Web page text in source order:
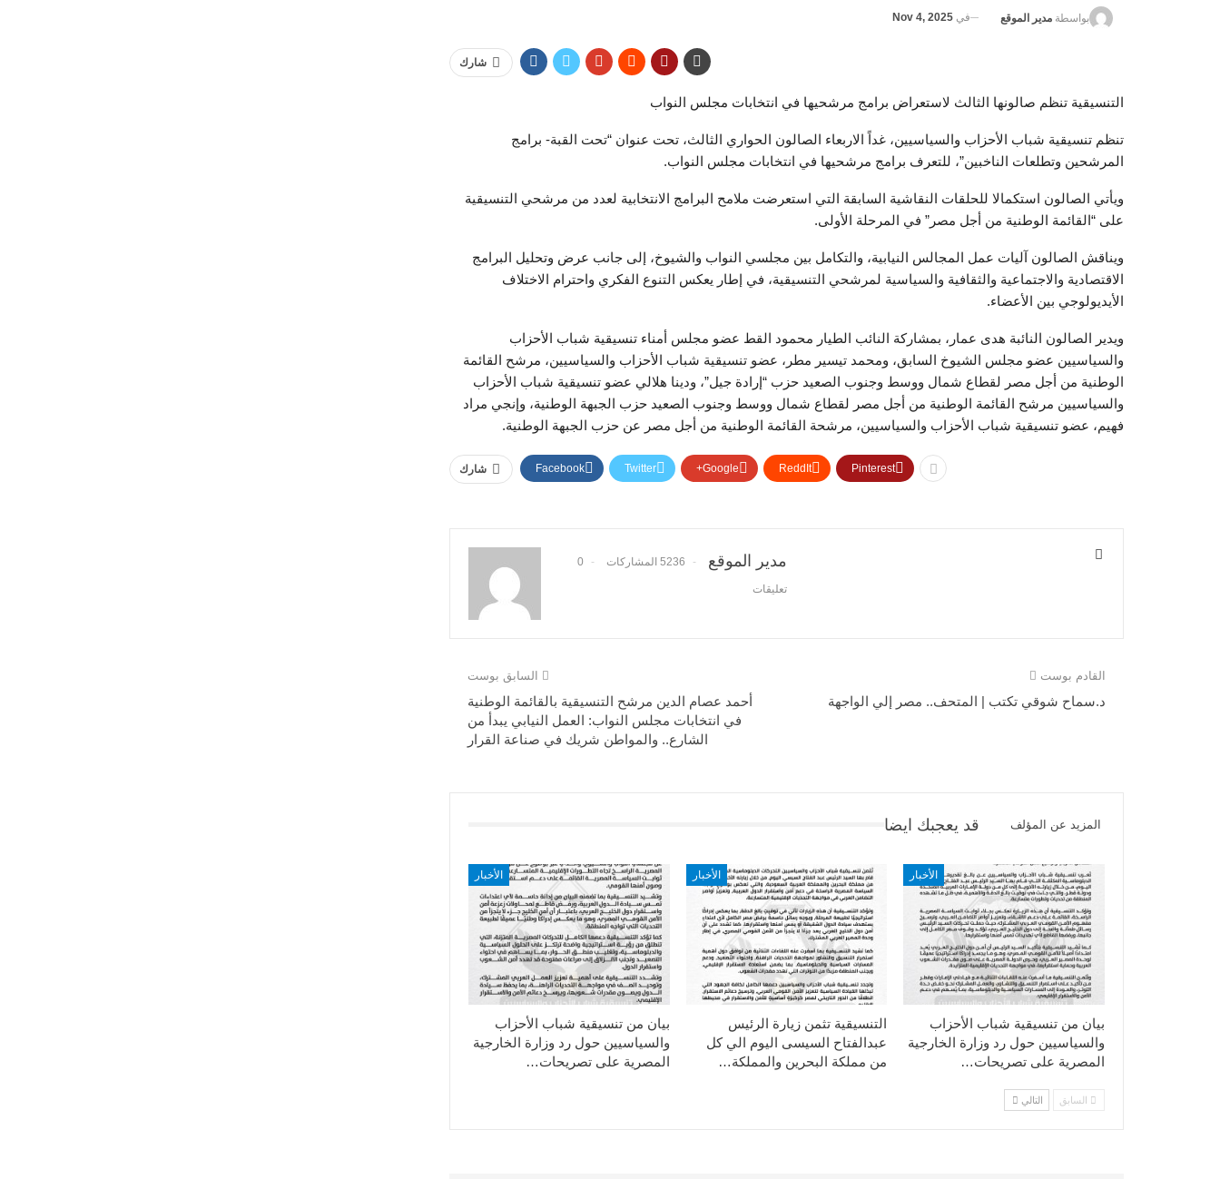
بواسطة مدير الموقع في Nov 4, 2025
شارك
التنسيقية تنظم صالونها الثالث لاستعراض برامج مرشحيها في انتخابات مجلس النواب
تنظم تنسيقية شباب الأحزاب والسياسيين، غداً الاربعاء الصالون الحواري الثالث، تحت عنوان “تحت القبة- برامج
المرشحين وتطلعات الناخبين”، للتعرف برامج مرشحيها في انتخابات مجلس النواب.
ويأتي الصالون استكمالا للحلقات النقاشية السابقة التي استعرضت ملامح البرامج الانتخابية لعدد من مرشحي التنسيقية
على “القائمة الوطنية من أجل مصر” في المرحلة الأولى.
ويناقش الصالون آليات عمل المجالس النيابية، والتكامل بين مجلسي النواب والشيوخ، إلى جانب عرض وتحليل البرامج
الاقتصادية والاجتماعية والثقافية والسياسية لمرشحي التنسيقية، في إطار يعكس التنوع الفكري واحترام الاختلاف
الأيديولوجي بين الأعضاء.
ويدير الصالون النائبة هدى عمار، بمشاركة النائب الطيار محمود القط عضو مجلس أمناء تنسيقية شباب الأحزاب
والسياسيين عضو مجلس الشيوخ السابق، ومحمد تيسير مطر، عضو تنسيقية شباب الأحزاب والسياسيين، مرشح القائمة
الوطنية من أجل مصر لقطاع شمال ووسط وجنوب الصعيد حزب “إرادة جيل”، ودينا هلالي عضو تنسيقية شباب الأحزاب
والسياسيين مرشح القائمة الوطنية من أجل مصر لقطاع شمال ووسط وجنوب الصعيد حزب الجبهة الوطنية، وإنجي مراد
فهيم، عضو تنسيقية شباب الأحزاب والسياسيين، مرشحة القائمة الوطنية من أجل مصر عن حزب الجبهة الوطنية.
شارك Facebook Twitter Google+ ReddIt Pinterest
مدير الموقع 5236 المشاركات 0
تعليقات
السابق بوست
أحمد عصام الدين مرشح التنسيقية بالقائمة الوطنية
في انتخابات مجلس النواب: العمل النيابي يبدأ من
الشارع.. والمواطن شريك في صناعة القرار
القادم بوست
د.سماح شوقي تكتب | المتحف.. مصر إلي الواجهة
قد يعجبك ايضا المزيد عن المؤلف
الأخبار
بيان من تنسيقية شباب الأحزاب
والسياسيين حول رد وزارة الخارجية
المصرية على تصريحات…
الأخبار
التنسيقية تثمن زيارة الرئيس
عبدالفتاح السيسى اليوم الي كل
من مملكة البحرين والمملكة…
الأخبار
بيان من تنسيقية شباب الأحزاب
والسياسيين حول رد وزارة الخارجية
المصرية على تصريحات…
السابق التالي